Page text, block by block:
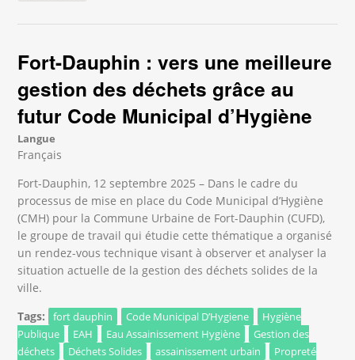
hygiène urbaine durable
Fort-Dauphin : vers une meilleure
gestion des déchets grâce au
futur Code Municipal d’Hygiène
Langue
Français
Fort-Dauphin, 12 septembre 2025 – Dans le cadre du
processus de mise en place du Code Municipal d’Hygiène
(CMH) pour la Commune Urbaine de Fort-Dauphin (CUFD),
le groupe de travail qui étudie cette thématique a organisé
un rendez-vous technique visant à observer et analyser la
situation actuelle de la gestion des déchets solides de la
ville.
Tags:
fort dauphin Code Municipal D’Hygiene
Hygiène
Publique
EAH Eau Assainissement Hygiène
Gestion des
déchets
Déchets Solides assainissement urbain
Propreté